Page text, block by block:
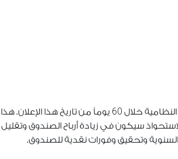
النظامية خلال 60 يوماً من تاريخ هذا
سيكون في زيادة أرباح الصندوق
السنوية وتحقيق وفورات نقدية للصندوق.